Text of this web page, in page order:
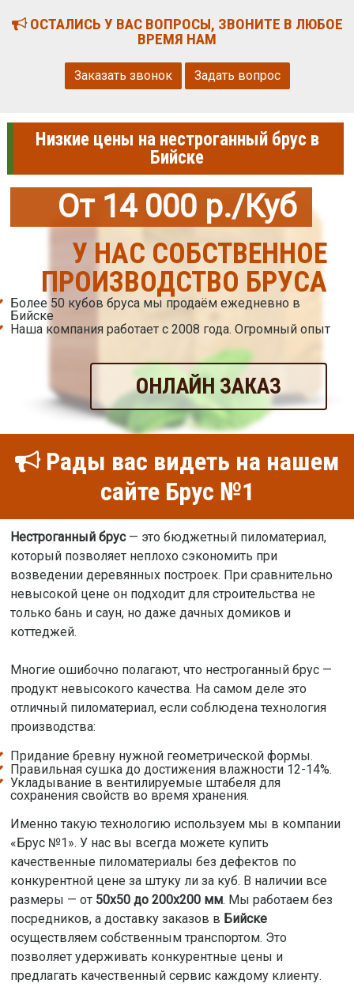
ОСТАЛИСЬ У ВАС ВОПРОСЫ, ЗВОНИТЕ В ЛЮБОЕ
ВРЕМЯ НАМ
Заказать звонок Задать вопрос
Низкие цены на нестроганный брус в
Бийске
От 14 000 р./Куб
У НАС СОБСТВЕННОЕ
ПРОИЗВОДСТВО БРУСА
Более 50 кубов бруса мы продаём ежедневно в
Бийске
Наша компания работает с 2008 года. Огромный опыт
ОНЛАЙН ЗАКАЗ
Рады вас видеть на нашем
сайте Брус №1
Нестроганный брус— это бюджетный пиломатериал,
который позволяет неплохо сэкономить при
возведении деревянных построек. При сравнительно
невысокой цене он подходит для строительства не
только бань и саун, но даже дачных домиков и
коттеджей.
Многие ошибочно полагают, что нестроганный брус —
продукт невысокого качества. На самом деле это
отличный пиломатериал, если соблюдена технология
производства:
Придание бревну нужной геометрической формы.
Правильная сушка до достижения влажности 12-14%.
Укладывание в вентилируемые штабеля для
сохранения свойств во время хранения.
Именно такую технологию используем мы в компании
«Брус №1». У нас вы всегда можете купить
качественные пиломатериалы без дефектов по
конкурентной цене за штуку ли за куб. В наличии все
размеры — от 50х50 до 200х200 мм. Мы работаем без
посредников, а доставку заказов в Бийске
осуществляем собственным транспортом. Это
позволяет удерживать конкурентные цены и
предлагать качественный сервис каждому клиенту.